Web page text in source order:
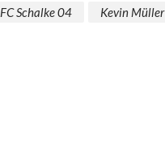
FC Schalke 04 Kevin Müller